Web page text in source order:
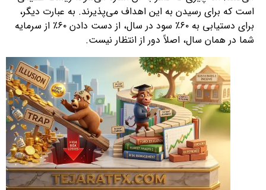
است که برای رسیدن به این اهداف می‌پذیرند. به عبارت دیگر،
برای دستیابی به ۶۰٪ سود در سال، از دست دادن ۶۰٪ از سرمایه
شما در همان سال، اصلاً دور از انتظار نیست.